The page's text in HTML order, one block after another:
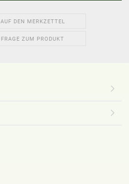
AUF DEN MERKZETTEL
FRAGE ZUM PRODUKT